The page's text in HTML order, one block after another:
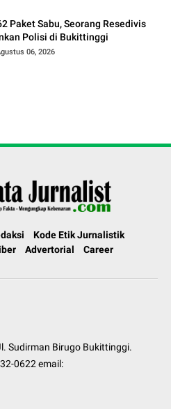
Paket Sabu, Seorang Resedivis
Polisi di Bukittinggi
06, 2026
Kode Etik Jurnalistik
Advertorial Career
Sudirman Birugo Bukittinggi.
0622 email: